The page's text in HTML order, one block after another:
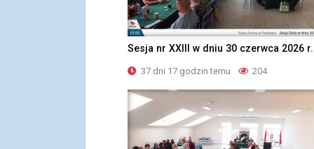
Sesja nr XXIII w dniu 30 czerwca 2026 r.
37 dni 17 godzin temu 204